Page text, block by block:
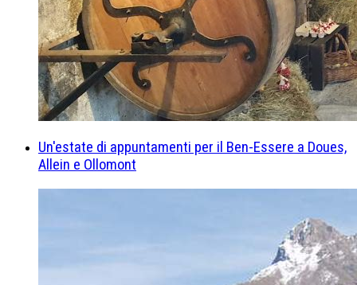
Un'estate di appuntamenti per il Ben-Essere a Doues,
Allein e Ollomont